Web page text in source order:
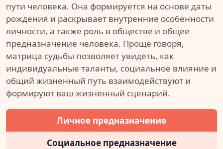
пути человека. Она формируется на основе даты
рождения и раскрывает внутренние особенности
личности, а также роль в обществе и общее
предназначение человека. Проще говоря,
матрица судьбы позволяет увидеть, как
индивидуальные таланты, социальное влияние и
общий жизненный путь взаимодействуют и
формируют ваш жизненный сценарий.
Личное предназначение
Социальное предназначение